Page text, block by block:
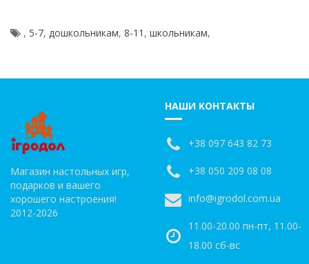
, 5-7, дошкольникам, 8-11 , школьникам,
Магазин настольных игр,
подарков и вашего
хорошего настроения!
2012-2026
НАШИ КОНТАКТЫ
+38 097 643 82 73
+38 050 209 08 08
info@igrodol.com.ua
11.00-20.00 пн-пт, 11.00-
18.00 сб-вс